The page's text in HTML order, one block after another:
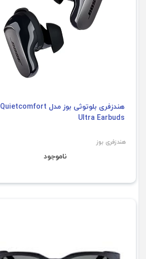
هندزفری بلوتوثی بوز مدل Quietcomfort
Ultra Earbuds
هندزفری بوز
ناموجود